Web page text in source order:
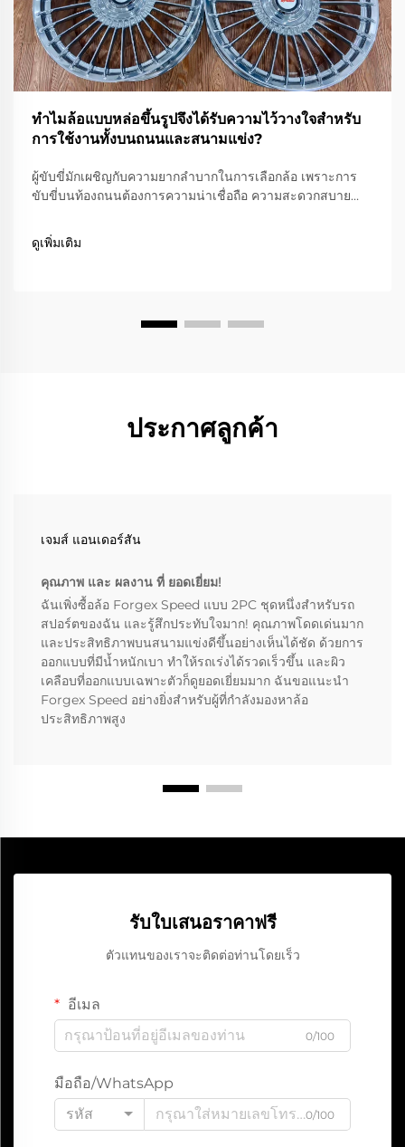
ทำไมล้อแบบหล่อขึ้นรูปจึงได้รับความไว้วางใจสำหรับ
การใช้งานทั้งบนถนนและสนามแข่ง?
ผู้ขับขี่มักเผชิญกับความยากลำบากในการเลือกล้อ เพราะการ
ขับขี่บนท้องถนนต้องการความน่าเชื่อถือ ความสะดวกสบาย
แข่งต้องการความเบาอย่างยิ่ง ความแข็งแรง และความแม่นยำ
ล้อแบบตีขึ้นรูป...
ดูเพิ่มเติม
ประกาศลูกค้า
เจมส์ แอนเดอร์สัน
คุณภาพ และ ผลงาน ที่ ยอดเยี่ยม!
ฉันเพิ่งซื้อล้อ Forgex Speed แบบ 2PC ชุดหนึ่งสำหรับรถ
สปอร์ตของฉัน และรู้สึกประทับใจมาก! คุณภาพโดดเด่นมาก
และประสิทธิภาพบนสนามแข่งดีขึ้นอย่างเห็นได้ชัด ด้วยการ
ออกแบบที่มีน้ำหนักเบา ทำให้รถเร่งได้รวดเร็วขึ้น และผิว
เคลือบที่ออกแบบเฉพาะตัวก็ดูยอดเยี่ยมมาก ฉันขอแนะนำ
Forgex Speed อย่างยิ่งสำหรับผู้ที่กำลังมองหาล้อ
ประสิทธิภาพสูง
รับใบเสนอราคาฟรี
ตัวแทนของเราจะติดต่อท่านโดยเร็ว
อีเมล
0/100
มือถือ/WhatsApp
รหัส
0/100